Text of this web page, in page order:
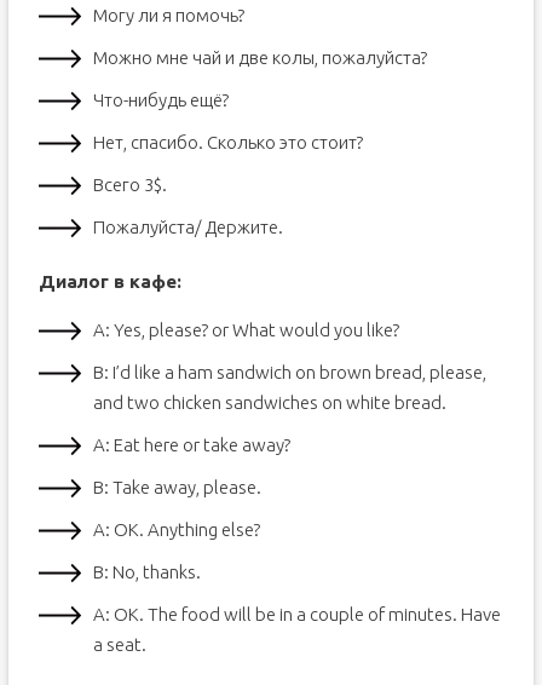
Могу ли я помочь?
Можно мне чай и две колы, пожалуйста?
Что-нибудь ещё?
Нет, спасибо. Сколько это стоит?
Всего 3$.
Пожалуйста/ Держите.
Диалог в кафе:
A: Yes, please? or What would you like?
B: I’d like a ham sandwich on brown bread, please,
and two chicken sandwiches on white bread.
A: Eat here or take away?
B: Take away, please.
A: OK. Anything else?
B: No, thanks.
A: OK. The food will be in a couple of minutes. Have
a seat.